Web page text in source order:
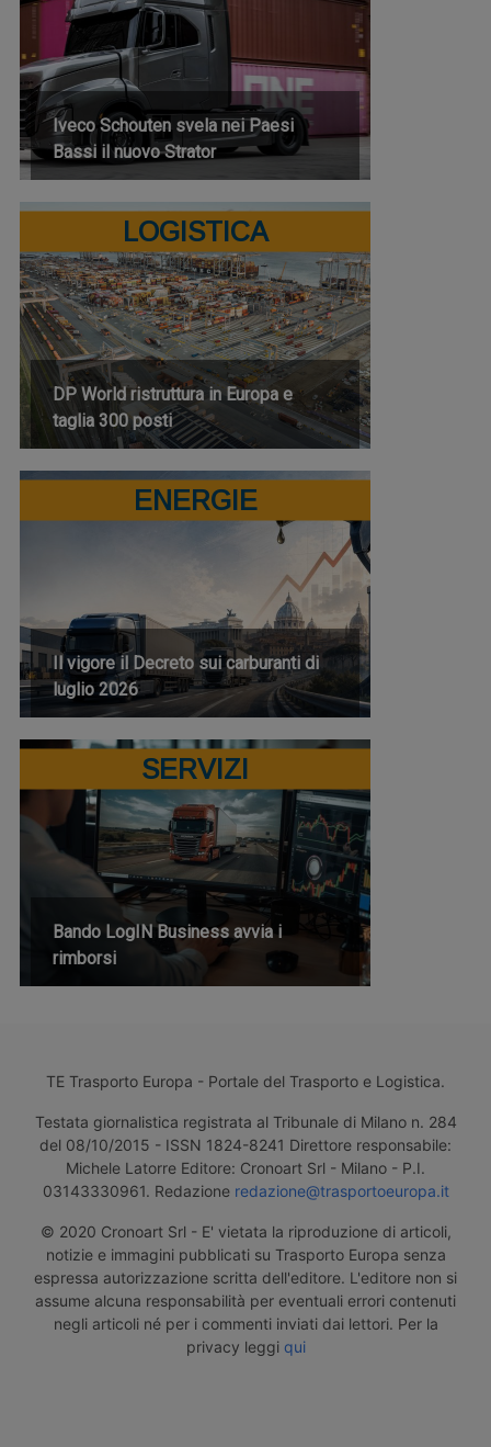
Iveco Schouten svela nei Paesi
Bassi il nuovo Strator
LOGISTICA
DP World ristruttura in Europa e
taglia 300 posti
ENERGIE
Il vigore il Decreto sui carburanti di
luglio 2026
SERVIZI
Bando LogIN Business avvia i
rimborsi
TE Trasporto Europa - Portale del Trasporto e Logistica.
Testata giornalistica registrata al Tribunale di Milano n. 284
del 08/10/2015 - ISSN 1824-8241 Direttore responsabile:
Michele Latorre Editore: Cronoart Srl - Milano - P.I.
03143330961. Redazione redazione@trasportoeuropa.it
© 2020 Cronoart Srl - E' vietata la riproduzione di articoli,
notizie e immagini pubblicati su Trasporto Europa senza
espressa autorizzazione scritta dell'editore. L'editore non si
assume alcuna responsabilità per eventuali errori contenuti
negli articoli né per i commenti inviati dai lettori. Per la
privacy leggi qui